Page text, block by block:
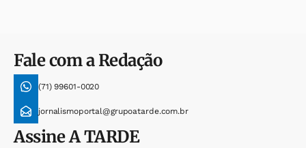
Fale com a Redação
(71) 99601-0020
jornalismoportal@grupoatarde.com.br
AssineA TARDE